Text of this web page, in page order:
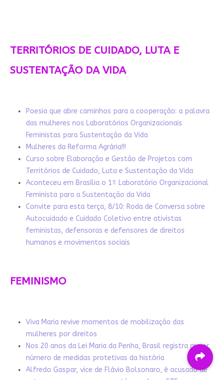
TERRITÓRIOS DE CUIDADO, LUTA E
SUSTENTAÇÃO DA VIDA
Poesia que abre caminhos para a cooperação: a palavra
das mulheres nos Laboratórios Organizacionais
Feministas para Sustentação da Vida
Mulheres da Reforma Agrária!!!
Curso sobre Elaboração e Gestão de Projetos com
Territórios de Cuidado, Luta e Sustentação da Vida
Aconteceu em Brasília o 1º Laboratório Organizacional
Feminista para a Sustentação da Vida
Convite para esta terça, 8/10: Roda de Conversa sobre
Autocuidado e Cuidado Coletivo entre ativistas
feministas, defensoras e defensores de direitos
humanos e movimentos sociais
FEMINISMO
Viva Maria revive momentos de mobilização das
mulheres por direitos
Nos 20 anos da Lei Maria da Penha, Brasil registra maior
número de medidas protetivas da história
Alfredo Gaspar, vice de Flávio Bolsonaro, é acusado de